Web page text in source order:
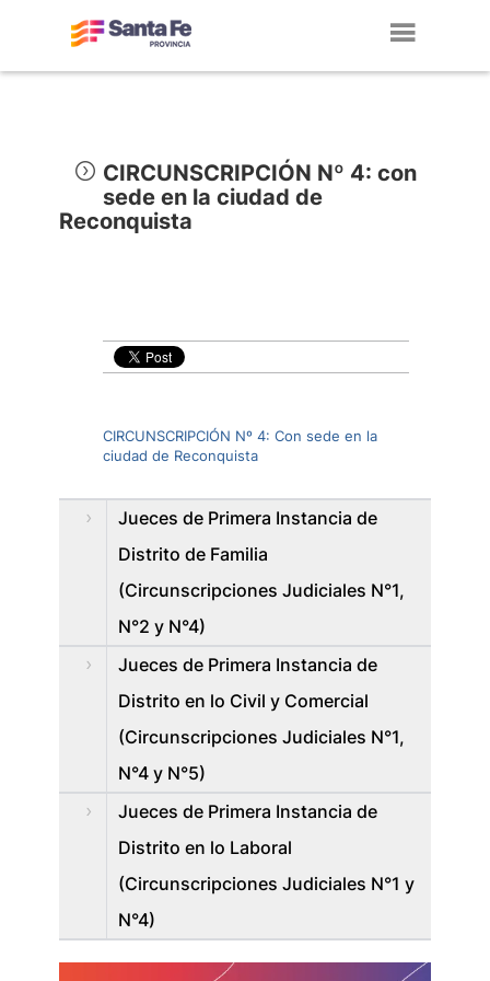
CIRCUNSCRIPCIÓN Nº 4: con
sede en la ciudad de
Reconquista
CIRCUNSCRIPCIÓN Nº 4: Con sede en la
ciudad de Reconquista
Jueces de Primera Instancia de
Distrito de Familia
(Circunscripciones Judiciales N°1,
N°2 y N°4)
Jueces de Primera Instancia de
Distrito en lo Civil y Comercial
(Circunscripciones Judiciales N°1,
N°4 y N°5)
Jueces de Primera Instancia de
Distrito en lo Laboral
(Circunscripciones Judiciales N°1 y
N°4)